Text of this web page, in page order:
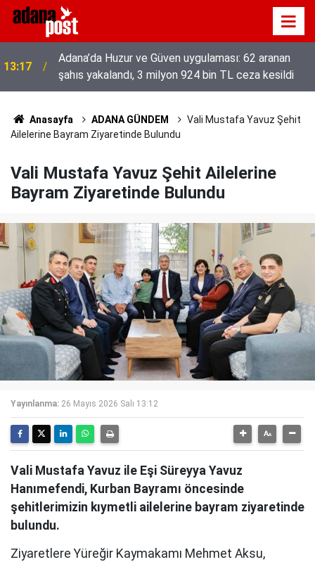
13:17
Adana’da Huzur ve Güven uygulaması: 62 aranan
şahıs yakalandı, 3 milyon 924 bin TL ceza kesildi
13:01
52 yıldır el emeğiyle üretiyor, mesleğin yok
olmamasına karşı direniyor
Anasayfa ADANA GÜNDEM
Vali Mustafa Yavuz Şehit
Ailelerine Bayram Ziyaretinde Bulundu
Vali Mustafa Yavuz Şehit Ailelerine
Bayram Ziyaretinde Bulundu
Yayınlanma: 26 Mayıs 2026 Salı 13:12
Vali Mustafa Yavuz ile Eşi Süreyya Yavuz
Hanımefendi, Kurban Bayramı öncesinde
şehitlerimizin kıymetli ailelerine bayram ziyaretinde
bulundu.
Ziyaretlere Yüreğir Kaymakamı Mehmet Aksu,